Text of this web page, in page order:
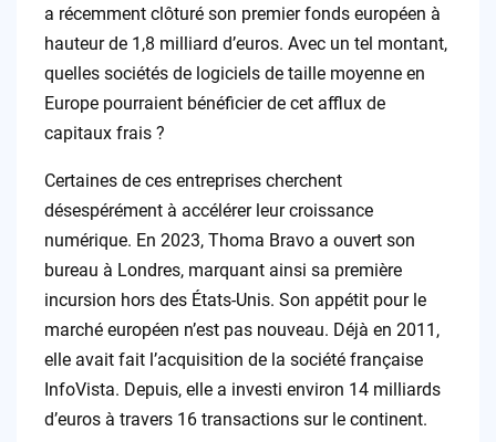
a récemment clôturé son premier fonds européen à
hauteur de 1,8 milliard d’euros. Avec un tel montant,
quelles sociétés de logiciels de taille moyenne en
Europe pourraient bénéficier de cet afflux de
capitaux frais ?
Certaines de ces entreprises cherchent
désespérément à accélérer leur croissance
numérique. En 2023, Thoma Bravo a ouvert son
bureau à Londres, marquant ainsi sa première
incursion hors des États-Unis. Son appétit pour le
marché européen n’est pas nouveau. Déjà en 2011,
elle avait fait l’acquisition de la société française
InfoVista. Depuis, elle a investi environ 14 milliards
d’euros à travers 16 transactions sur le continent.